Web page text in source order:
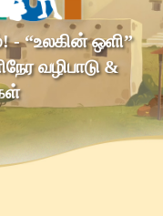
- “உலகின் ஒளி”
வழிபாடு &